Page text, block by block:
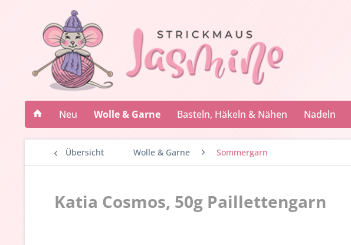
Neu Wolle & Garne Basteln, Häkeln & Nähen Nadeln
Übersicht Wolle & Garne Sommergarn
Katia Cosmos, 50g Paillettengarn